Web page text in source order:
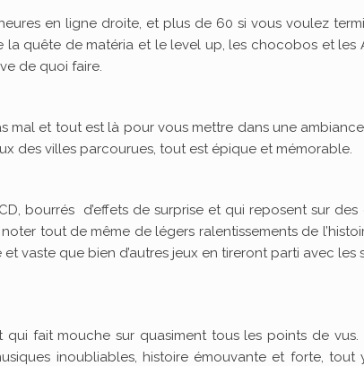
en ligne droite, et plus de 60 si vous voulez
la quête de matéria et le level up, les chocobos et les
de quoi faire.
mal et tout est là pour vous mettre dans une
des villes parcourues, tout est épique et mémorable.
bourrés d’effets de surprise et qui reposent sur des
tout de même de légers ralentissements de
et vaste que bien d’autres jeux en tireront parti avec les
qui fait mouche sur quasiment tous les points de vus.
inoubliables, histoire émouvante et forte, tout